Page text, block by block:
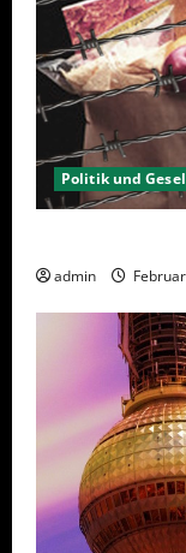
Politik und
admin